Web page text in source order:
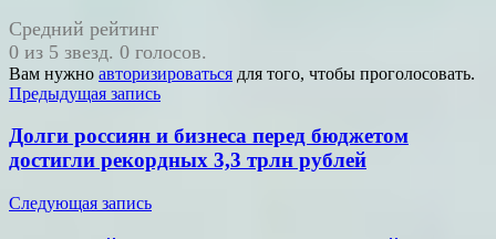
Средний рейтинг
0 из 5 звезд. 0 голосов.
Вам нужно авторизироваться для того, чтобы проголосовать.
Навигация
по
записям
Предыдущая запись
Долги россиян и бизнеса перед бюджетом
достигли рекордных 3,3 трлн рублей
Следующая запись